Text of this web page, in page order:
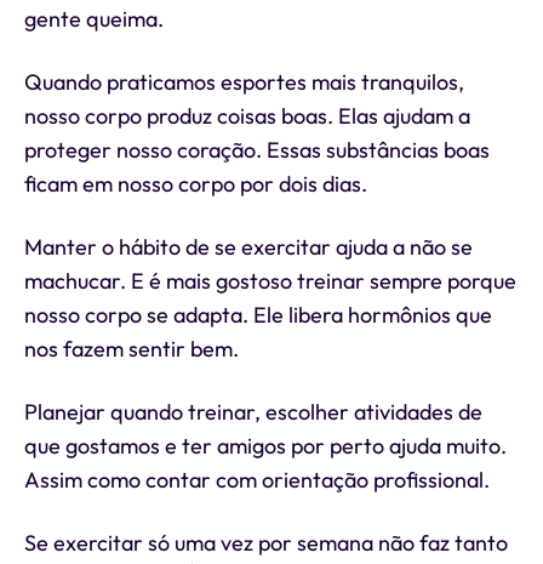
gente queima.
Quando praticamos esportes mais tranquilos,
nosso corpo produz coisas boas. Elas ajudam a
proteger nosso coração. Essas substâncias boas
ficam em nosso corpo por dois dias.
Manter o hábito de se exercitar ajuda a não se
machucar. E é mais gostoso treinar sempre porque
nosso corpo se adapta. Ele libera hormônios que
nos fazem sentir bem.
Planejar quando treinar, escolher atividades de
que gostamos e ter amigos por perto ajuda muito.
Assim como contar com orientação profissional.
Se exercitar só uma vez por semana não faz tanto